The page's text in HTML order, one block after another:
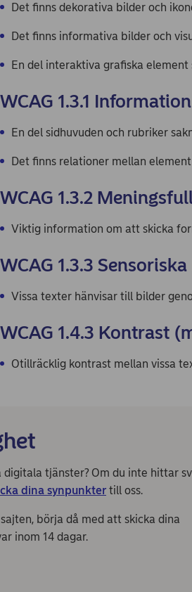
Det finns dekorativa bilder och
Det finns informativa bilder och
En del interaktiva grafiska
WCAG 1.3.1
En del sidhuvuden och rubriker
Det finns relationer mellan
WCAG 1.3.2
Viktig information om att skicka
WCAG 1.3.3
Vissa texter hänvisar till bilder
WCAG 1.4.3 Kontrast
Otillräcklig kontrast mellan vissa
tjänster? Om du inte hittar
dina synpunkter till oss.
börja då med att skicka dina
inom 14 dagar.